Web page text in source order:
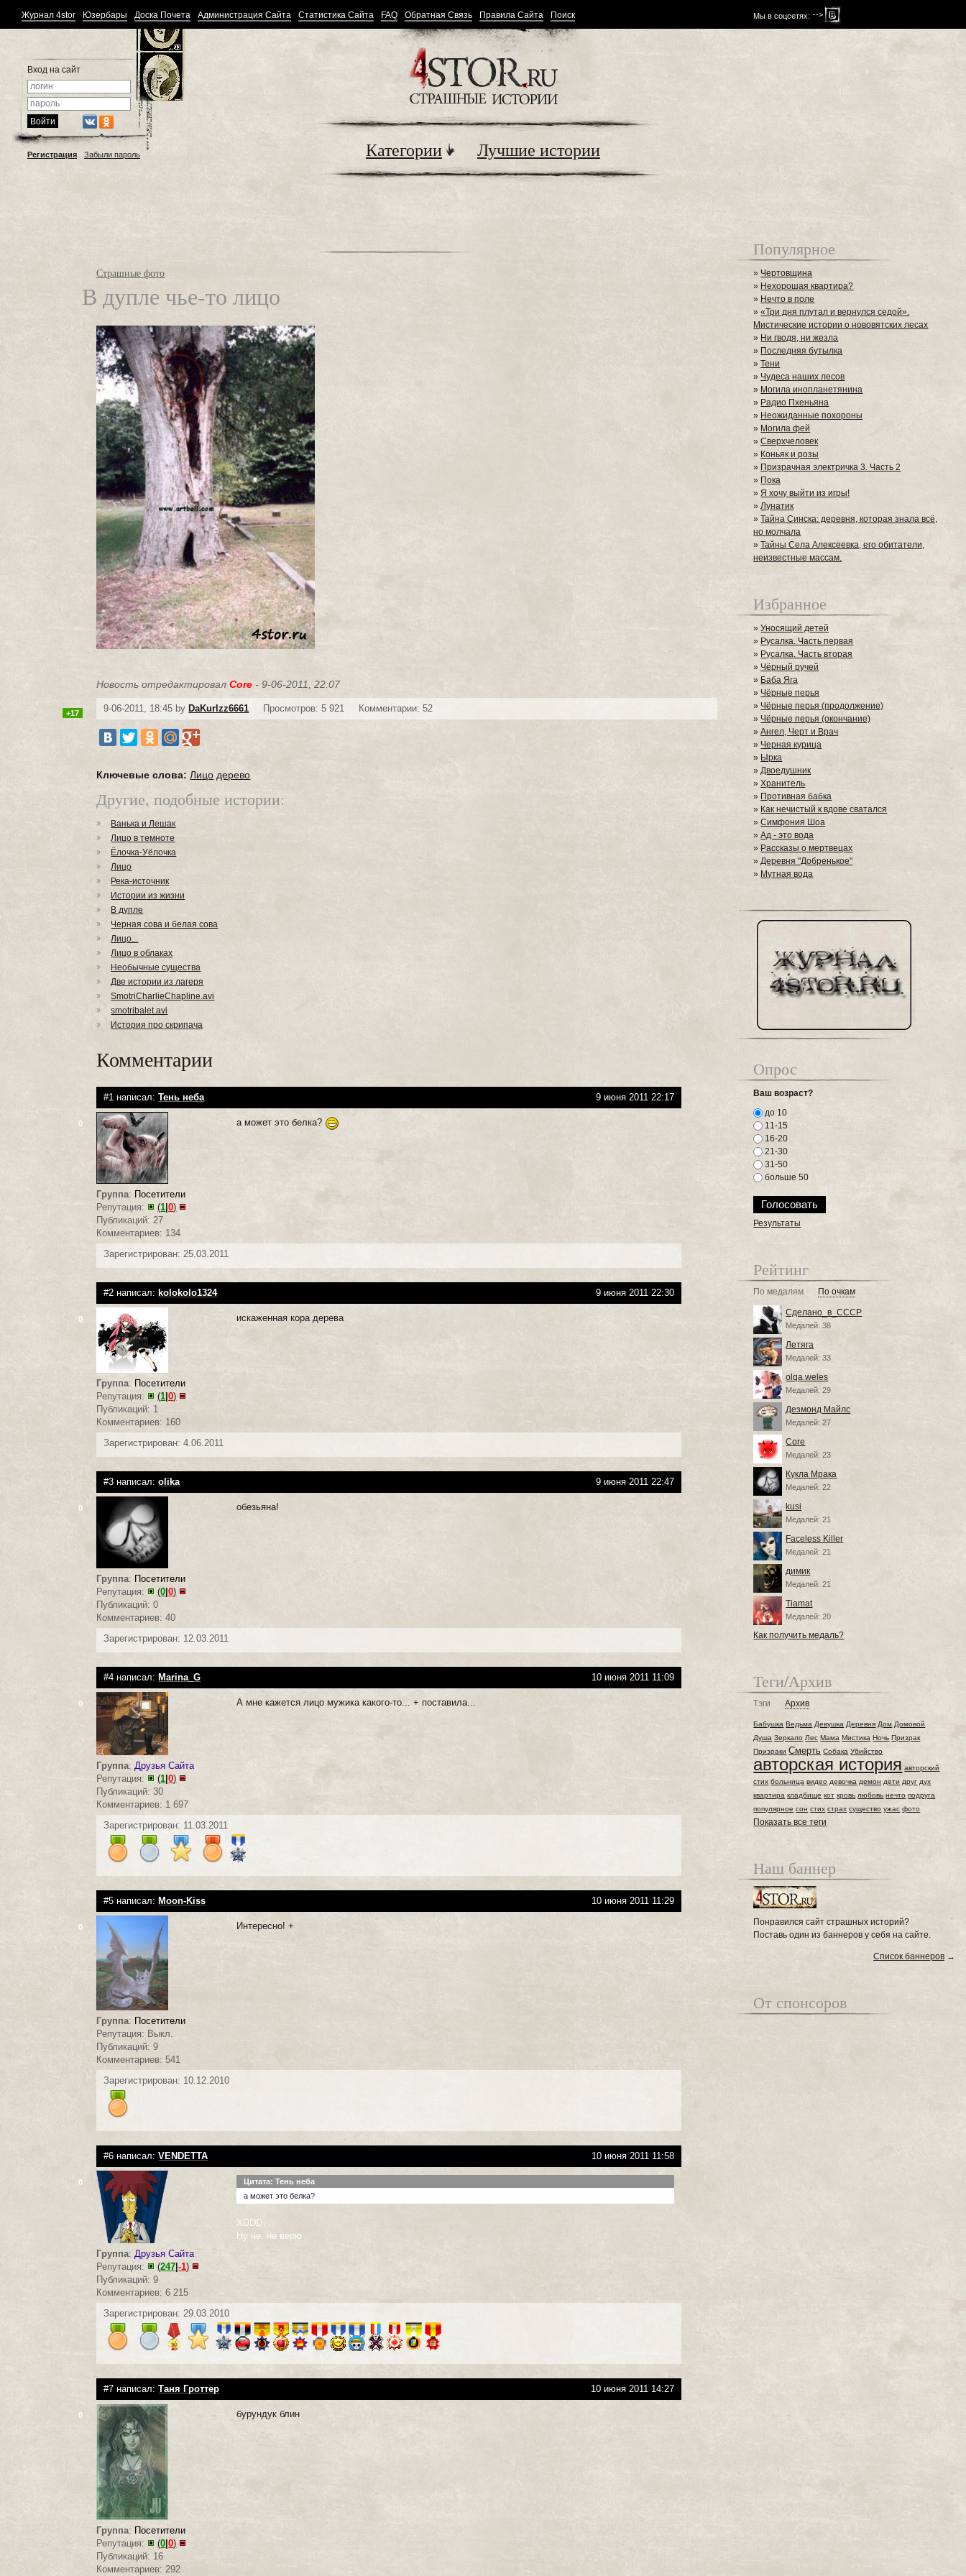
Мы в соцсетях: -->
Журнал 4stor Юзербары Доска Почета Администрация Сайта Статистика Сайта FAQ Обратная Связь Правила Сайта Поиск
Вход на сайт
Регистрация Забыли пароль Категории Лучшие истории
Страшные фото
В дупле чье-то лицо
Новость отредактировалCore - 9-06-2011, 22:07
9-06-2011, 18:45 by DaKurlzz6661 Просмотров: 5 921 Комментарии: 52
+17
Ключевые слова: Лицо дерево
Другие, подобные истории:
Ванька и Лешак
Лицо в темноте
Ёлочка-Уёлочка
Лицо
Река-источник
Истории из жизни
В дупле
Черная сова и белая сова
Лицо...
Лицо в облаках
Необычные существа
Две истории из лагеря
SmotriCharlieChapline.avi
smotribalet.avi
История про скрипача
Комментарии
#1 написал:Тень неба 9 июня 2011 22:17
0
Группа: Посетители
Репутация:
(1 |0)
Публикаций: 27
Комментариев: 134
а может это белка?
Зарегистрирован: 25.03.2011
#2 написал: kolokolo1324 9 июня 2011 22:30
0
Группа: Посетители
Репутация:
(1|0)
Публикаций: 1
Комментариев: 160
искаженная кора дерева
Зарегистрирован: 4.06.2011
#3 написал:olika 9 июня 2011 22:47
0
Группа: Посетители
Репутация:
(0|0)
Публикаций: 0
Комментариев: 40
обезьяна!
Зарегистрирован: 12.03.2011
#4 написал:Marina_G 10 июня 2011 11:09
0
Группа: Друзья Сайта
Репутация:
(1|0)
Публикаций: 30
Комментариев: 1 697
А мне кажется лицо мужика какого-то... + поставила...
Зарегистрирован: 11.03.2011
#5 написал:Moon-Kiss 10 июня 2011 11:29
0
Группа: Посетители
Репутация: Выкл.
Публикаций: 9
Комментариев: 541
Интересно! +
Зарегистрирован: 10.12.2010
#6 написал:VENDETTA 10 июня 2011 11:58
0
Группа: Друзья Сайта
Репутация:
(247 |-1)
Публикаций: 9
Комментариев: 6 215
Цитата: Тень неба
а может это белка?
XDDD
Ну не, не верю
Зарегистрирован: 29.03.2010
#7 написал:Таня Гроттер 10 июня 2011 14:27
0
Группа: Посетители
Репутация:
(0 |0)
Публикаций: 16
Комментариев: 292
бурундук блин
Популярное
» Чертовщина
» Нехорошая квартира?
» Нечто в поле
»«Три дня плутал и вернулся седой».
Мистические истории о нововятских лесах
» Ни гводя, ни жезла
» Последняя бутылка
»Тени
» Чудеса наших лесов
» Могила инопланетянина
» Радио Пхеньяна
» Неожиданные похороны
» Могила фей
»Сверхчеловек
» Коньяк и розы
» Призрачная электричка 3. Часть 2
» Пока
»Я хочу выйти из игры!
»Лунатик
»Тайна Синска: деревня, которая знала всё,
но молчала
»Тайны Села Алексеевка, его обитатели,
неизвестные массам.
Избранное
»Уносящий детей
» Русалка. Часть первая
» Русалка. Часть вторая
» Чёрный ручей
» Баба Яга
»Чёрные перья
» Чёрные перья (продолжение)
» Чёрные перья (окончание)
»Ангел, Черт и Врач
» Черная курица
» Ырка
»Двоедушник
»Хранитель
» Противная бабка
» Как нечистый к вдове сватался
»Симфония Шоа
»Ад - это вода
» Рассказы о мертвецах
»Деревня "Добренькое"
» Мутная вода
Опрос
Ваш возраст?
до 10
11-15
16-20
21-30
31-50
больше 50
Результаты
Рейтинг
По медалям По очкам
Сделано_в_СССР
Медалей: 38
Летяга
Медалей: 33
olqa.weles
Медалей: 29
Дезмонд Майлс
Медалей: 27
Core
Медалей: 23
Кукла Мрака
Медалей: 22
kusi
Медалей: 21
Faceless Killer
Медалей: 21
димик
Медалей: 21
Tiamat
Медалей: 20
Как получить медаль?
Теги/Архив
Тэги Архив
Бабушка Ведьма Девушка Деревня Дом Домовой
Душа Зеркало Лес Мама Мистика Ночь Призрак
Призраки Смерть Собака Убийство
авторская история авторский
стих больница видео девочка демон дети друг дух
квартира кладбище кот кровь любовь нечто подруга
популярное сон стих страх существо ужас фото
Показать все теги
Наш баннер
Понравился сайт страшных историй?
Поставь один из баннеров у себя на сайте.
Список баннеров →
От спонсоров